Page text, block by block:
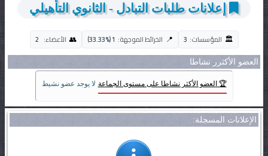
إعلانات طلبات التبادل - الثانوي التأهيلي
🏛️ المؤسسات: 3
📍 الخرائط الموجهة: 1 (33.33%)
👥 الأعضاء: 2
العضو الأكثرر نشاطا
🏆 العضو الأكثر نشاطا على مستوى الجماعة لا يوجد عضو نشيط
الإعلانات المسجلة: